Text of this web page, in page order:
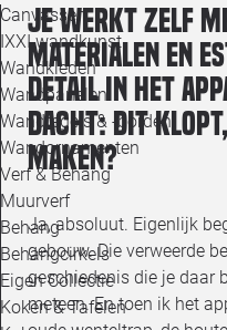
Canvassen
IXXI wandkunst
Wandkleden
Wandpanelen
Wandtegels & -borden
Wandornamenten
Verf & Behang
Muurverf
Behang
Behangcirkels
Eigen Collectie
Koken & Tafelen
Je werkt zelf
materialen en
detail in het
dacht: dit
maken?
Ja, absoluut. Eigenlijk
gebouw. Die verweerde
geschiedenis die je daar
meteen. En toen ik het